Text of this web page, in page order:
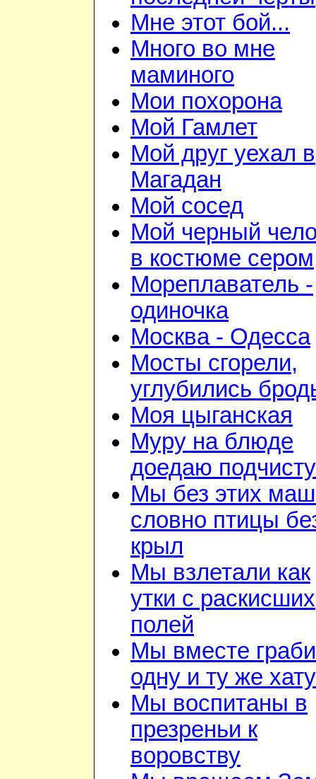
Мне этот бой...
Много во мне
маминого
Мои похорона
Мой Гамлет
Мой друг уехал в
Магадан
Мой сосед
Мой черный
в костюме сером
Мореплаватель -
одиночка
Москва - Одесса
Мосты сгорели,
углубились
Моя цыганская
Муру на блюде
доедаю
Мы без этих
словно птицы
крыл
Мы взлетали как
утки с раскисших
полей
Мы вместе
одну и ту же хату
Мы воспитаны в
презреньи к
воровству